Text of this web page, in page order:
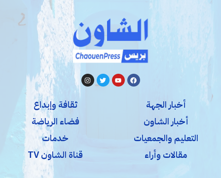
أخبار الجهة
أخبار الشاون
التعليم والجمعيات
مقالات وأراء
ثقافة وإبداع
فضاء الرياضة
خدمات
قناة الشاون TV